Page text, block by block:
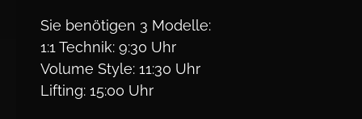
Sie benötigen 3 Modelle:
1:1 Technik: 9:30 Uhr
Volume Style: 11:30 Uhr
Lifting: 15:00 Uhr